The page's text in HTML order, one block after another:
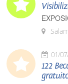
01/
122